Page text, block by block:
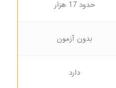
حدود 17 هزار
بدون آزمون
دارد